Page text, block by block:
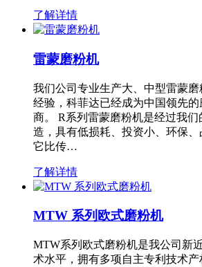
了解详情
雷蒙磨粉机
我们公司专业生产大、中型雷蒙
经验，科菲达已经成为中国领先
商。 R系列雷蒙磨粉机是经过我
造，具有低损耗、投资小、环保、
它比传…
了解详情
MTW 系列欧式磨粉机
MTW系列欧式磨粉机是我公司新
术水平，拥有多项自主专利技术